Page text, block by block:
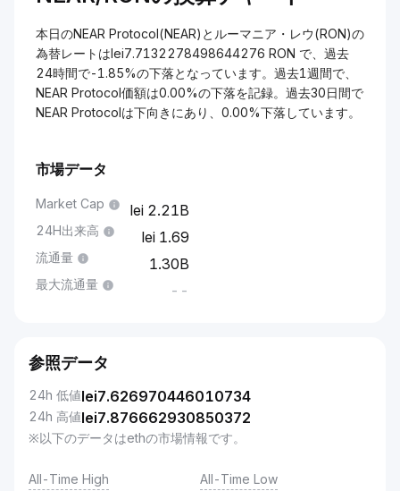
本日のNEAR Protocol(NEAR)とルーマニア・レウ(RON)の
為替レートはlei7.7132278498644276 RON で、過去
24時間で-1.85%の下落となっています。過去1週間で、
NEAR Protocol価額は0.00%の下落を記録。過去30日間で
NEAR Protocolは下向きにあり、0.00%下落しています。
市場データ
Market Cap 2.21B
24H出来高 1.69
流通量 1.30B
最大流通量 --
参照データ
24h 低値lei7.626970446010734
24h 高値lei7.876662930850372
※以下のデータはethの市場情報です。
All-Time High All-Time Low